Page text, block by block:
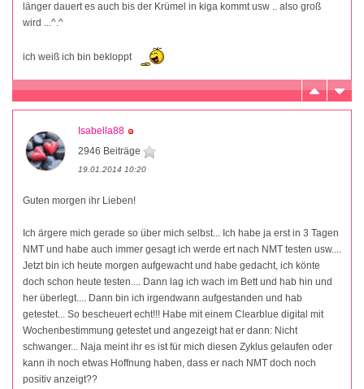
länger dauert es auch bis der Krümel in kiga kommt usw .. also groß
wird ...^.^
ich weiß ich bin bekloppt
Isabella88
2946 Beiträge
19.01.2014 10:20
Guten morgen ihr Lieben!
Ich ärgere mich gerade so über mich selbst... Ich habe ja erst in 3 Tagen
NMT und habe auch immer gesagt ich werde ert nach NMT testen usw....
Jetzt bin ich heute morgen aufgewacht und habe gedacht, ich könte
doch schon heute testen.... Dann lag ich wach im Bett und hab hin und
her überlegt.... Dann bin ich irgendwann aufgestanden und hab
getestet... So bescheuert echt!!! Habe mit einem Clearblue digital mit
Wochenbestimmung getestet und angezeigt hat er dann: Nicht
schwanger... Naja meint ihr es ist für mich diesen Zyklus gelaufen oder
kann ih noch etwas Hoffnung haben, dass er nach NMT doch noch
positiv anzeigt??